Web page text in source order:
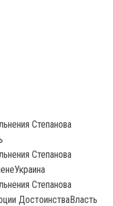
ДостоинстваВласть